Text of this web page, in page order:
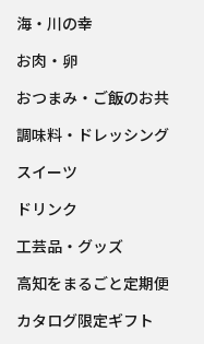
海・川の幸
お肉・卵
おつまみ・ご飯のお共
調味料・ドレッシング
スイーツ
ドリンク
工芸品・グッズ
高知をまるごと定期便
カタログ限定ギフト